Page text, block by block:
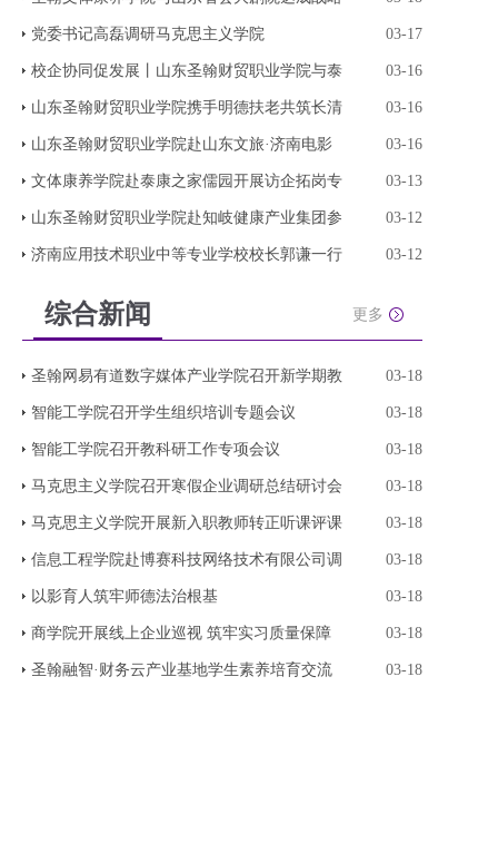
党委书记高磊调研马克思主义学院 03-17
校企协同促发展丨山东圣翰财贸职业学院与泰 03-16
山东圣翰财贸职业学院携手明德扶老共筑长清 03-16
山东圣翰财贸职业学院赴山东文旅·济南电影 03-16
文体康养学院赴泰康之家儒园开展访企拓岗专 03-13
山东圣翰财贸职业学院赴知岐健康产业集团参 03-12
济南应用技术职业中等专业学校校长郭谦一行 03-12
综合新闻 更多
圣翰网易有道数字媒体产业学院召开新学期教 03-18
智能工学院召开学生组织培训专题会议 03-18
智能工学院召开教科研工作专项会议 03-18
马克思主义学院召开寒假企业调研总结研讨会 03-18
马克思主义学院开展新入职教师转正听课评课 03-18
信息工程学院赴博赛科技网络技术有限公司调 03-18
以影育人筑牢师德法治根基 03-18
商学院开展线上企业巡视 筑牢实习质量保障 03-18
圣翰融智·财务云产业基地学生素养培育交流 03-18